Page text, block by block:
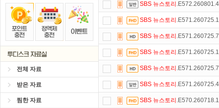
전체 자료
받은 자료
찜한 자료
정액제할인쿠폰 사용방법안내
출석체크이벤트!매일매일출석체
SBS 뉴스토리
SBS 뉴스토리
SBS 뉴스토리
SBS 뉴스토리
SBS 뉴스토리
SBS 뉴스토리
SBS 뉴스토리